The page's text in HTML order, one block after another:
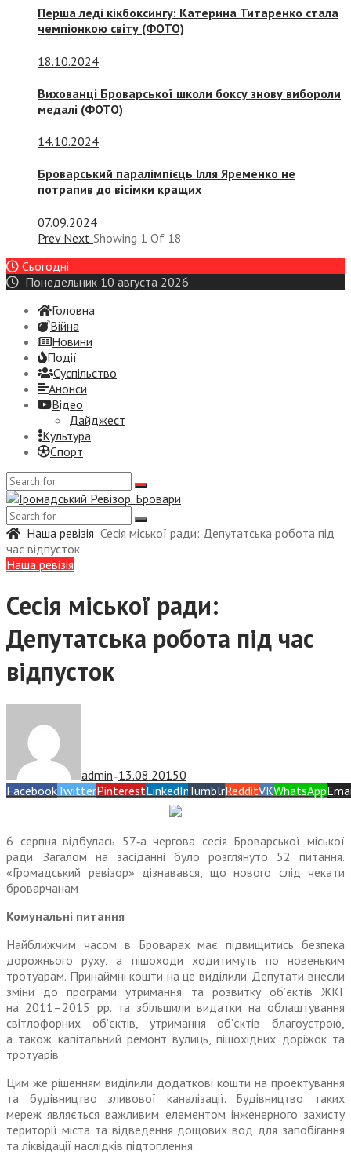
Перша леді кікбоксингу: Катерина Титаренко стала
чемпіонкою світу (ФОТО)
18.10.2024
Вихованці Броварської школи боксу знову вибороли
медалі (ФОТО)
14.10.2024
Броварський паралімпієць Ілля Яременко не
потрапив до вісімки кращих
07.09.2024
Prev Next Showing 1 Of 18
Сьогодні
Понедельник 10 августа 2026
Головна
Війна
Новини
Події
Суспiльство
Анонси
Відео
Дайджест
Культура
Спорт
Наша ревізія Сесія міської ради: Депутатська робота під
час відпусток
Наша ревізія
Сесія міської ради:
Депутатська робота під час
відпусток
admin — 13.08.20150
FacebookTwitterPinterestLinkedInTumblrRedditVKWhatsApp
6 серпня відбулась 57‑а чергова сесія Броварської міської
ради. Загалом на засіданні було розглянуто 52 питання.
«Громадський ревізор» дізнавався, що нового слід чекати
броварчанам
Комунальні питання
Найближчим часом в Броварах має підвищитись безпека
дорожнього руху, а пішоходи ходитимуть по новеньким
тротуарам. Принаймні кошти на це виділили. Депутати внесли
зміни до програми утримання та розвитку об’єктів ЖКГ
на 2011–2015 рр. та збільшили видатки на облаштування
світлофорних об’єктів, утримання об’єктів благоустрою,
а також капітальний ремонт вулиць, пішохідних доріжок та
тротуарів.
Цим же рішенням виділили додаткові кошти на проектування
та будівництво зливової каналізації. Будівництво таких
мереж являється важливим елементом інженерного захисту
території міста та відведення дощових вод для запобігання
та ліквідації наслідків підтоплення.